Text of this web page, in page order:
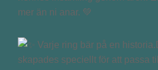
mer än ni anar. 💚